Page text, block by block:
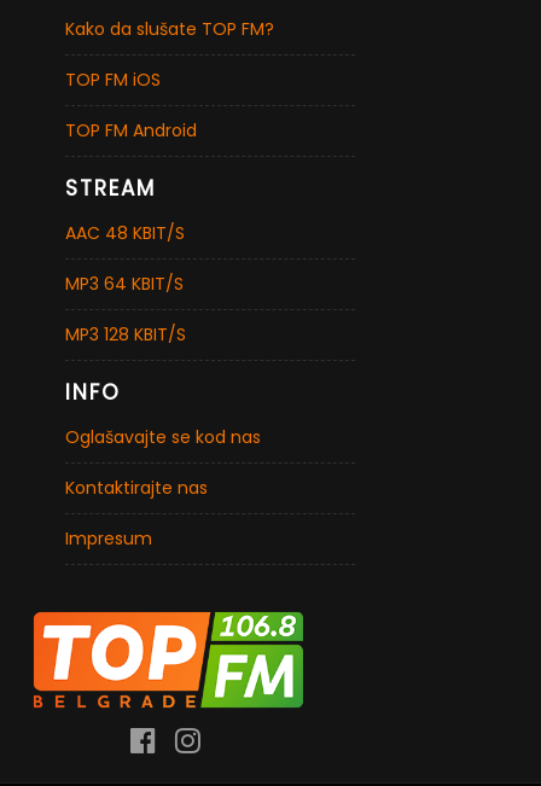
Kako da slušate TOP FM?
TOP FM iOS
TOP FM Android
STREAM
AAC 48 KBIT/S
MP3 64 KBIT/S
MP3 128 KBIT/S
INFO
Oglašavajte se kod nas
Kontaktirajte nas
Impresum